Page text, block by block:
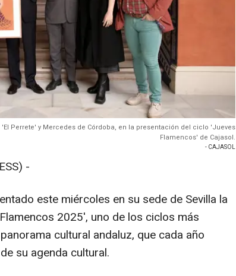
Perrete' y Mercedes de Córdoba, en la presentación del ciclo 'Jueves
Flamencos' de Cajasol.
- CAJASOL
-
este miércoles en su sede de Sevilla la
2025', uno de los ciclos más
cultural andaluz, que cada año
su agenda cultural.